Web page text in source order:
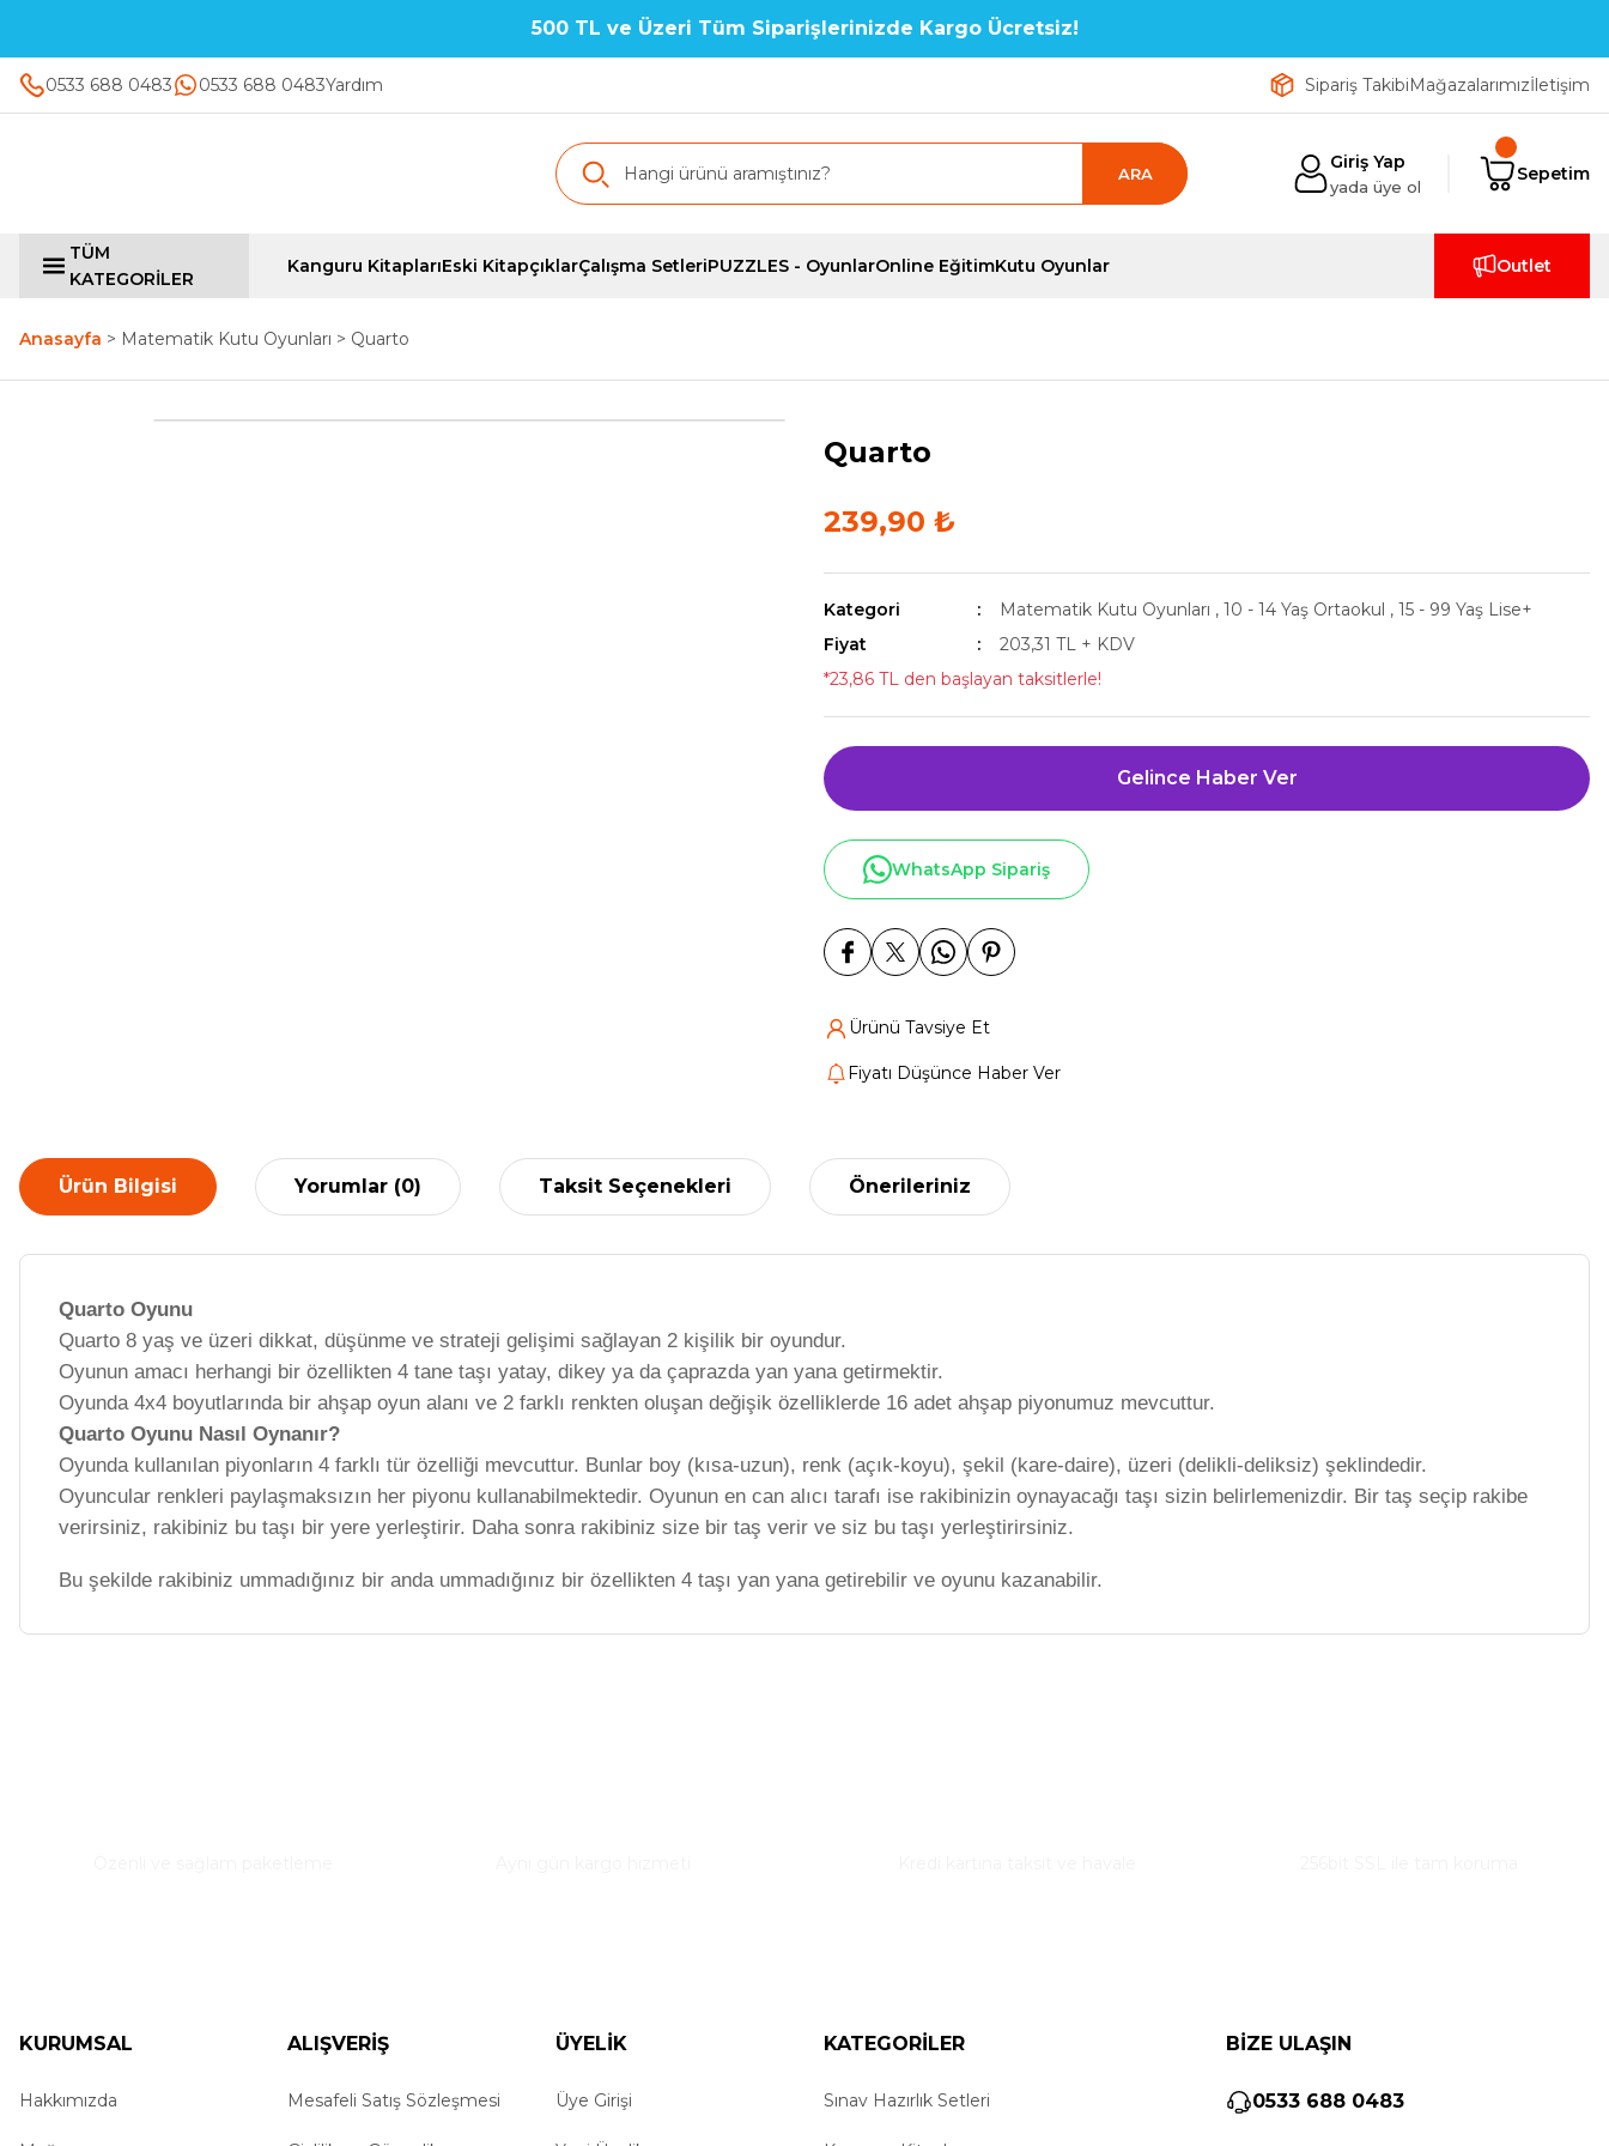
500 TL ve Üzeri Tüm Siparişlerinizde Kargo Ücretsiz!
0533 688 0483 0533 688 0483Yardım Sipariş TakibiMağazalarımızİletişim
ARA
Giriş Yap
yada üye ol
Sepetim
TÜM
KATEGORİLER
Kanguru KitaplarıEski KitapçıklarÇalışma SetleriPUZZLES - OyunlarOnline EğitimKutu Oyunlar Outlet
Anasayfa Matematik Kutu Oyunları Quarto
Quarto
239,90 ₺
Kategori Matematik Kutu Oyunları , 10 - 14 Yaş Ortaokul , 15 - 99 Yaş Lise+
Fiyat
203,31 TL + KDV
*23,86 TL den başlayan taksitlerle!
Gelince Haber Ver
WhatsApp Sipariş
Ürünü Tavsiye Et
Fiyatı Düşünce Haber Ver
Ürün Bilgisi Yorumlar (0) Taksit Seçenekleri Önerileriniz
Quarto Oyunu
Quarto 8 yaş ve üzeri dikkat, düşünme ve strateji gelişimi sağlayan 2 kişilik bir oyundur.
Oyunun amacı herhangi bir özellikten 4 tane taşı yatay, dikey ya da çaprazda yan yana getirmektir.
Oyunda 4x4 boyutlarında bir ahşap oyun alanı ve 2 farklı renkten oluşan değişik özelliklerde 16 adet ahşap piyonumuz mevcuttur.
Quarto Oyunu Nasıl Oynanır?
Oyunda kullanılan piyonların 4 farklı tür özelliği mevcuttur. Bunlar boy (kısa-uzun), renk (açık-koyu), şekil (kare-daire), üzeri (delikli-deliksiz) şeklindedir.
Oyuncular renkleri paylaşmaksızın her piyonu kullanabilmektedir. Oyunun en can alıcı tarafı ise rakibinizin oynayacağı taşı sizin belirlemenizdir. Bir taş seçip rakibe
verirsiniz, rakibiniz bu taşı bir yere yerleştirir. Daha sonra rakibiniz size bir taş verir ve siz bu taşı yerleştirirsiniz.
Bu şekilde rakibiniz ummadığınız bir anda ummadığınız bir özellikten 4 taşı yan yana getirebilir ve oyunu kazanabilir.
Gönder
KURUMSAL
Hakkımızda
ALIŞVERİŞ
Mesafeli Satış Sözleşmesi
ÜYELİK
Üye Girişi
KATEGORİLER
Sınav Hazırlık Setleri
BİZE ULAŞIN
0533 688 0483